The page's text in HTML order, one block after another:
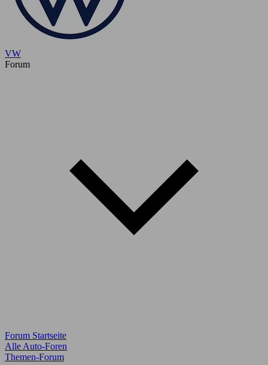
VW
Forum
Forum Startseite
Alle Auto-Foren
Themen-Forum